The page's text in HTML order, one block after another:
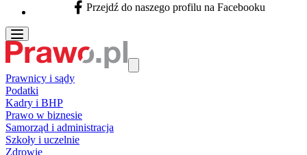
Facebook - otwiera się w nowej karcie
Przejdź do naszego profilu na Facebooku
Prawnicy i sądy
Podatki
Kadry i BHP
Prawo w biznesie
Samorząd i administracja
Szkoły i uczelnie
Zdrowie